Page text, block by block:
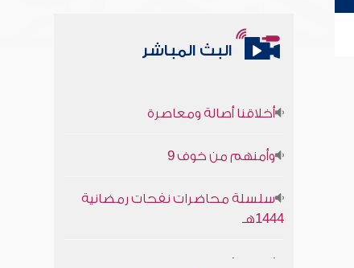
البث المباشر
1444هـ